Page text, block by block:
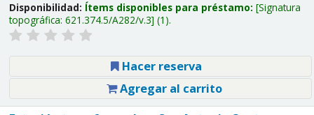
Disponibilidad: Ítems disponibles para préstamo: Signatura
topográfica: 621.374.5/A282/v.3 (1).
Hacer reserva
Agregar al carrito